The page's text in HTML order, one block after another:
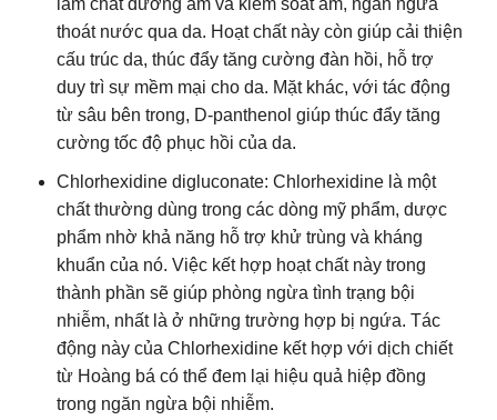
làm chất dưỡng ẩm và kiểm soát ẩm, ngăn ngừa
thoát nước qua da. Hoạt chất này còn giúp cải thiện
cấu trúc da, thúc đẩy tăng cường đàn hồi, hỗ trợ
duy trì sự mềm mại cho da. Mặt khác, với tác động
từ sâu bên trong, D-panthenol giúp thúc đẩy tăng
cường tốc độ phục hồi của da.
Chlorhexidine digluconate: Chlorhexidine là một
chất thường dùng trong các dòng mỹ phẩm, dược
phẩm nhờ khả năng hỗ trợ khử trùng và kháng
khuẩn của nó. Việc kết hợp hoạt chất này trong
thành phần sẽ giúp phòng ngừa tình trạng bội
nhiễm, nhất là ở những trường hợp bị ngứa. Tác
động này của Chlorhexidine kết hợp với dịch chiết
từ Hoàng bá có thể đem lại hiệu quả hiệp đồng
trong ngăn ngừa bội nhiễm.